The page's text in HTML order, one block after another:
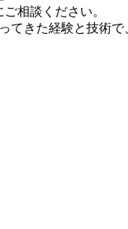
相談ください。
きた経験と技術